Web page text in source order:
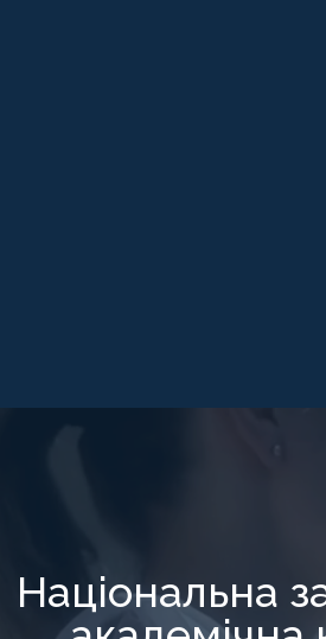
Національна